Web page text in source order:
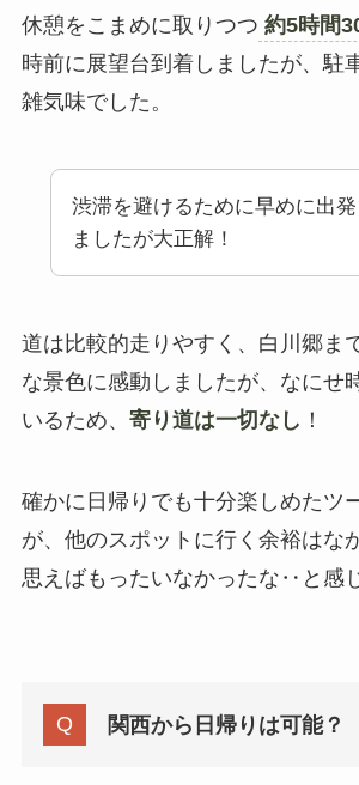
休憩をこまめに取りつつ 約5時間
時前に展望台到着しましたが、駐
雑気味でした。
渋滞を避けるために早めに出発
ましたが大正解！
道は比較的走りやすく、白川郷ま
な景色に感動しましたが、なにせ
いるため、 寄り道は一切なし ！
確かに日帰りでも十分楽しめたツ
が、他のスポットに行く余裕はな
思えばもったいなかったな‥と感
関西から日帰りは可能？